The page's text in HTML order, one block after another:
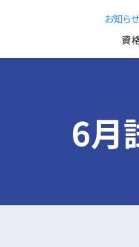
資
お知らせ
6月